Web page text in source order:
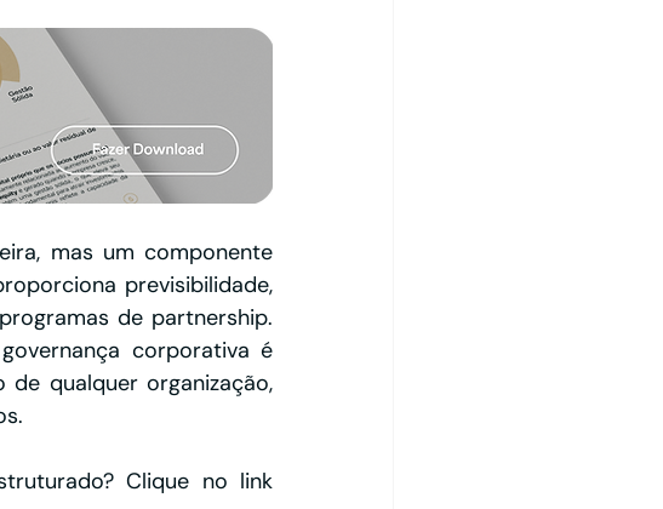
mas um componente
previsibilidade,
de partnership.
corporativa é
qualquer organização,
Clique no link